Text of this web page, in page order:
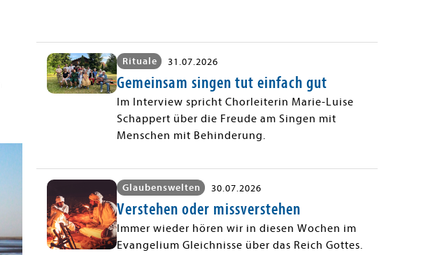
Rituale 31.07.2026
Gemeinsam singen tut einfach gut
Im Interview spricht Chorleiterin Marie-Luise
Schappert über die Freude am Singen mit
Menschen mit Behinderung.
Glaubenswelten 30.07.2026
Verstehen oder missverstehen
Immer wieder hören wir in diesen Wochen im
Evangelium Gleichnisse über das Reich Gottes.